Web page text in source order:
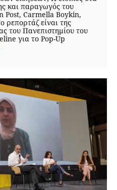
και παραγωγός του
Post, Carmella Boykin,
ρεπορτάζ είναι της
του Πανεπιστημίου του
για το Pop-Up